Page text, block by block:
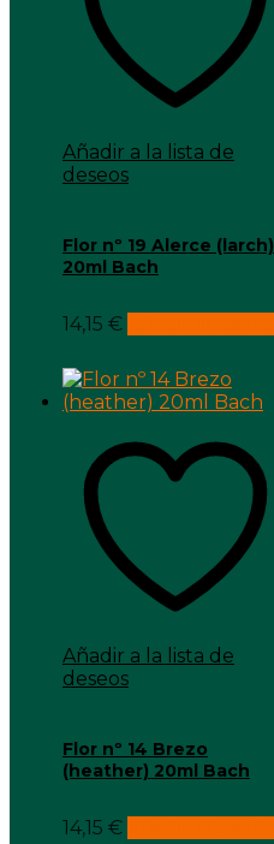
Añadir a la lista de
deseos
Flor nº 19 Alerce (larch)
20ml Bach
14,15 €
Añadir a la lista de
deseos
Flor nº 14 Brezo
(heather) 20ml Bach
14,15 €